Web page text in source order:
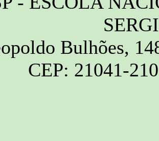
Bulhões,
CEP: 21041-